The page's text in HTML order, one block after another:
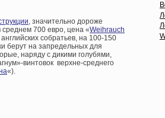
, значительно дороже
700 евро, цена «Weihrauch
собратьев, на 100-150
берут на запредельных для
наряду с дикими голубями,
винтовок верхне-среднего
«).